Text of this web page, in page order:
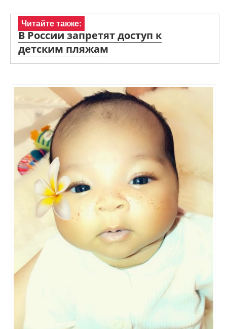
Читайте также:
В России запретят доступ к
детским пляжам